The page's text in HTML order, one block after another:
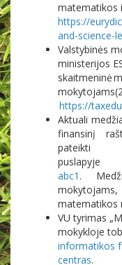
matematikos
https://
and-science-
Valstybinės
ministerijos
skaitmeninė
https://
Aktuali
finansinį
puslapyje
abc1 .
matematikos
VU tyrimas
mokykloje
informatikos
centras.